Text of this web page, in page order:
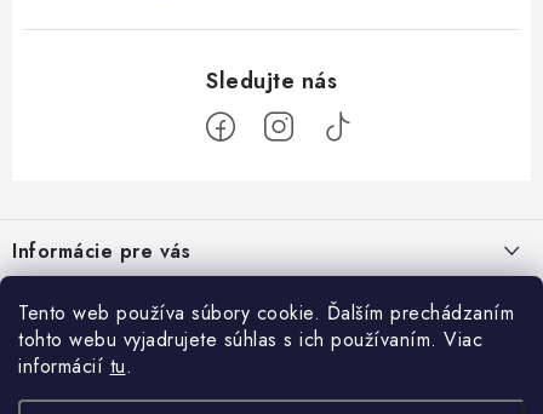
Tento web používa súbory cookie. Ďalším prechádzaním
tohto webu vyjadrujete súhlas s ich používaním. Viac
informácií tu.
p
ä
Informácie pre vás
Všeobecné obchodné podmienky
Podmienky ochrany osobných údajov
Prijímame online platby
Blog